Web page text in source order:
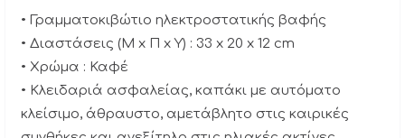
• Γραμματοκιβώτιο ηλεκτροστατικής βαφής
• Διαστάσεις (M x Π x Y) : 33 x 20 x 12 cm
• Xρώμα : Καφέ
• Κλειδαριά ασφαλείας, καπάκι με αυτόματο
κλείσιμο, άθραυστο, αμετάβλητο στις καιρικές